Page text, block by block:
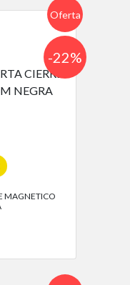
Oferta
-22%
MAGNETICO